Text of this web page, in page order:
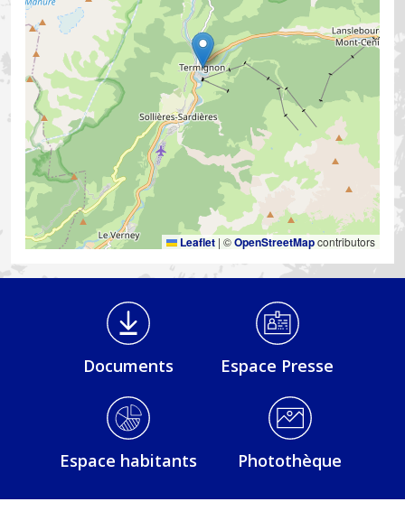
Leaflet | ©OpenStreetMapcontributors
Médiathèque Footer
Documents Espace Presse
Espace habitants Photothèque